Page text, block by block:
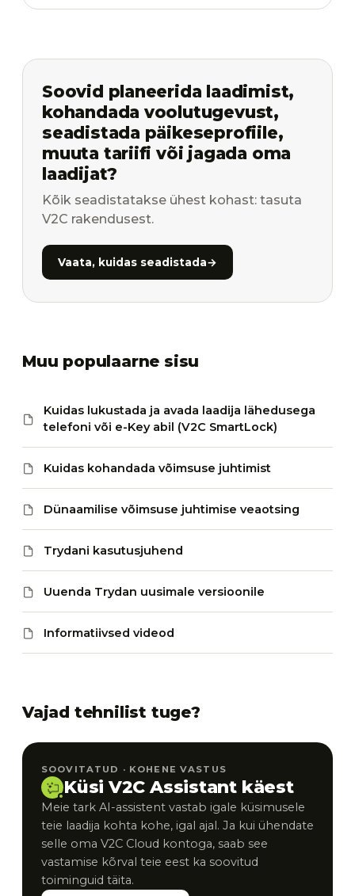
Soovid planeerida laadimist,
kohandada voolutugevust,
seadistada päikeseprofiile,
muuta tariifi või jagada oma
laadijat?
Kõik seadistatakse ühest kohast: tasuta
V2C rakendusest.
Vaata, kuidas seadistada→
Muu populaarne sisu
Kuidas lukustada ja avada laadija lähedusega
telefoni või e-Key abil (V2C SmartLock)
Kuidas kohandada võimsuse juhtimist
Dünaamilise võimsuse juhtimise veaotsing
Trydani kasutusjuhend
Uuenda Trydan uusimale versioonile
Informatiivsed videod
Vajad tehnilist tuge?
SOOVITATUD · KOHENE VASTUS
Küsi V2C Assistant käest
Meie tark AI-assistent vastab igale küsimusele
teie laadija kohta kohe, igal ajal. Ja kui ühendate
selle oma V2C Cloud kontoga, saab see
vastamise kõrval teie eest ka soovitud
toiminguid täita.